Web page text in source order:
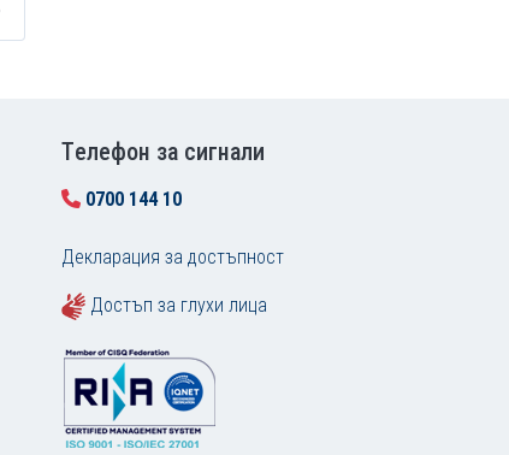
Tелефон за сигнали
0700 144 10
Декларация за достъпност
Достъп за глухи лица